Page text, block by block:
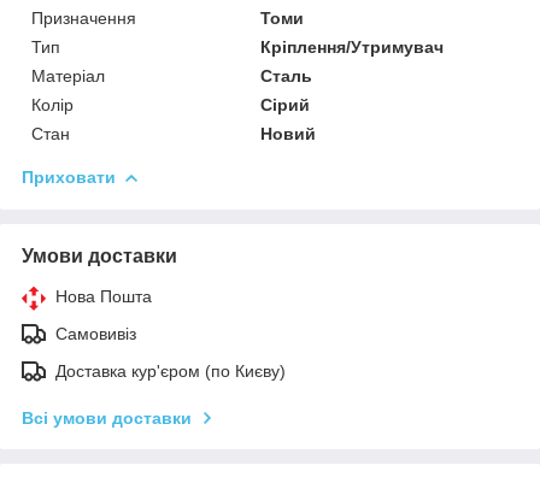
Призначення
Томи
Тип
Кріплення/Утримувач
Матеріал
Сталь
Колір
Сірий
Стан
Новий
Приховати
Умови доставки
Нова Пошта
Самовивіз
Доставка кур'єром (по Києву)
Всі умови доставки